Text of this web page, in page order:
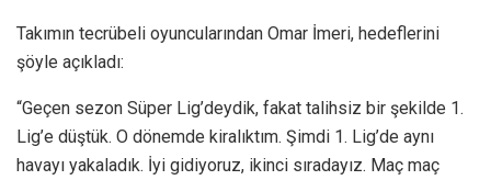
Takımın tecrübeli oyuncularından Omar İmeri, hedeflerini
şöyle açıkladı:
“Geçen sezon Süper Lig’deydik, fakat talihsiz bir şekilde 1.
Lig’e düştük. O dönemde kiralıktım. Şimdi 1. Lig’de aynı
havayı yakaladık. İyi gidiyoruz, ikinci sıradayız. Maç maç